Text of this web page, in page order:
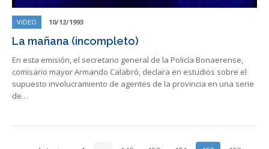
VIDEO 10/12/1993
La mañana (incompleto)
En esta emisión, el secretario general de la Policía Bonaerense,
comisario mayor Armando Calabró, declara en estudios sobre el
supuesto involucramiento de agentes de la provincia en una serie
de…